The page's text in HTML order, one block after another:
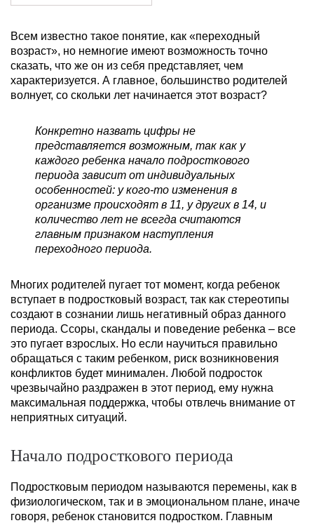
Всем известно такое понятие, как «переходный
возраст», но немногие имеют возможность точно
сказать, что же он из себя представляет, чем
характеризуется. А главное, большинство родителей
волнует, со скольки лет начинается этот возраст?
Конкретно назвать цифры не
представляется возможным, так как у
каждого ребенка начало подросткового
периода зависит от индивидуальных
особенностей: у кого-то изменения в
организме происходят в 11, у других в 14, и
количество лет не всегда считаются
главным признаком наступления
переходного периода.
Многих родителей пугает тот момент, когда ребенок
вступает в подростковый возраст, так как стереотипы
создают в сознании лишь негативный образ данного
периода. Ссоры, скандалы и поведение ребенка – все
это пугает взрослых. Но если научиться правильно
обращаться с таким ребенком, риск возникновения
конфликтов будет минимален. Любой подросток
чрезвычайно раздражен в этот период, ему нужна
максимальная поддержка, чтобы отвлечь внимание от
неприятных ситуаций.
Начало подросткового периода
Подростковым периодом называются перемены, как в
физиологическом, так и в эмоциональном плане, иначе
говоря, ребенок становится подростком. Главным